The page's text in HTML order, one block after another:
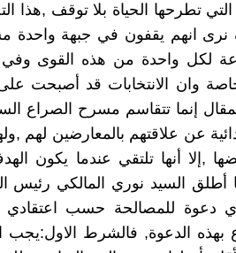
التي تطرحها الحياة بلا توقف ,هذا
نرى انهم يقفون في جبهة واحدة
لكل واحدة من هذه القوى وفي
خاصة وان الانتخابات قد أصبحت
إنما تتقاسم مسرح الصراع
عن علاقتهم بالمعارضين لهم
,إلا أنها تلتقي عندما يكون
أطلق السيد نوري المالكي رئيس
دعوة للمصالحة حسب
بهذه الدعوة, فالشرط الاول:يجب